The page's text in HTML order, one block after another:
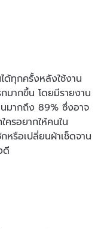
ด้ทุกครั้งหลังใช้งาน
มากขึ้น โดยมีรายงาน
นมากถึง 89% ซึ่งอาจ
ครอยากให้คนใน
หรือเปลี่ยนผ้าเช็ดจาน
ดี